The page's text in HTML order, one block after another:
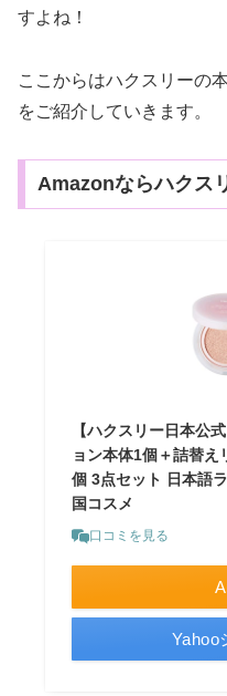
すよね！
ここからはハクスリーの
をご紹介していきます。
Amazonならハクス
【ハクスリー日本公
ョン本体1個＋詰替
個 3点セット 日本語
国コスメ
口コミを見る
Yahoo